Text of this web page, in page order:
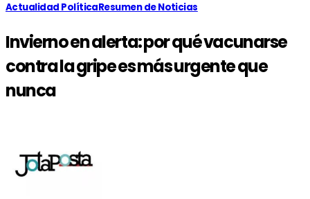
Actualidad PolíticaResumen de Noticias
Invierno en alerta: por qué vacunarse
contra la gripe es más urgente que
nunca